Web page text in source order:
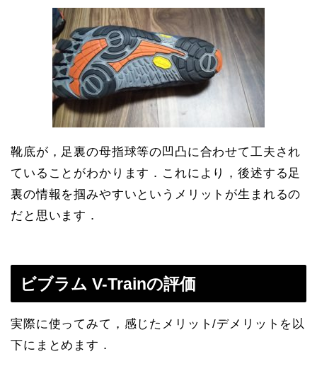
靴底が，足裏の母指球等の凹凸に合わせて工夫され
ていることがわかります．これにより，後述する足
裏の情報を掴みやすいというメリットが生まれるの
だと思います．
ビブラム V-Trainの評価
実際に使ってみて，感じたメリット/デメリットを以
下にまとめます．